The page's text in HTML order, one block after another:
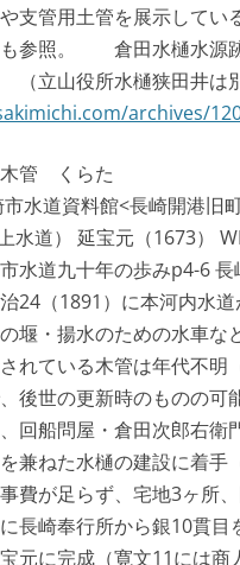
支管用土管を展示している
も参照。 倉田水樋水
立山役所水樋狭田井は別
archives/
管 くらた
水道資料館<長崎開港旧
水道） 延宝元（1673）
水道九十年の歩みp4-6
24（1891）に本河内水
堰・揚水のための水車な
れている木管は年代不明
後世の更新時のものの可
回船問屋・倉田次郎右衛
兼ねた水樋の建設に着
費が足らず、宅地3ヶ所
長崎奉行所から銀10貫目
元に完成（寛文11には商